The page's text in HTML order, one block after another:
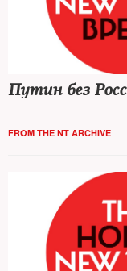
Путин без
FROM THE NT ARCHIVE